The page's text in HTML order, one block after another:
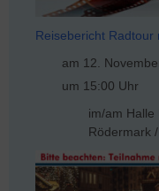
Reisebericht Radtour
am 12.
um 15:00 Uhr
im/am Halle
Rödermark